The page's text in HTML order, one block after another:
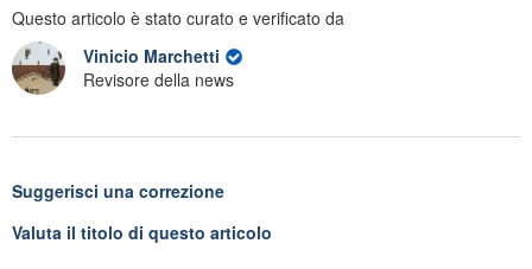
Questo articolo è stato curato e verificato da
Vinicio Marchetti
Revisore della news
Suggerisci una correzione
Valuta il titolo di questo articolo